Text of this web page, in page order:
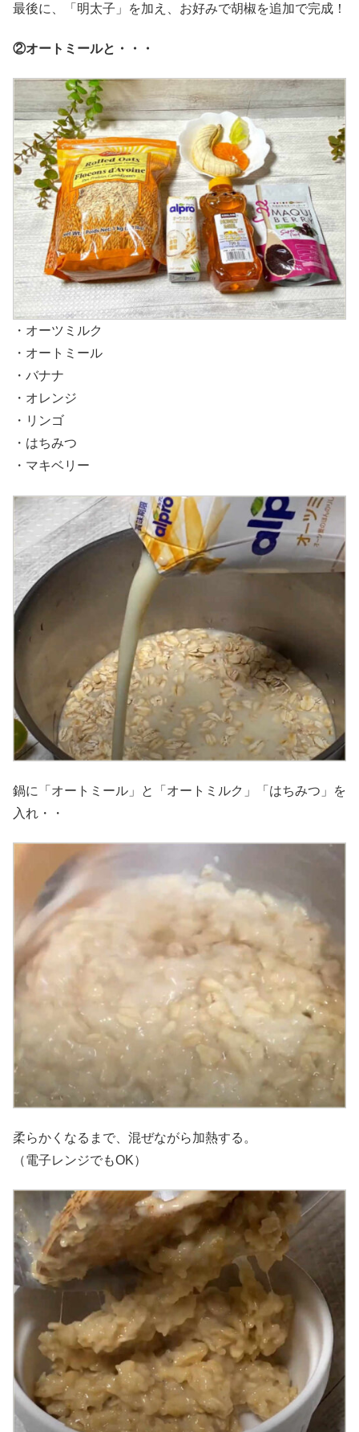
最後に、「明太子」を加え、お好みで胡椒を追加で完成！
②オートミールと・・・
・オーツミルク
・オートミール
・バナナ
・オレンジ
・リンゴ
・はちみつ
・マキベリー
鍋に「オートミール」と「オートミルク」「はちみつ」を
入れ・・
柔らかくなるまで、混ぜながら加熱する。
（電子レンジでもOK）